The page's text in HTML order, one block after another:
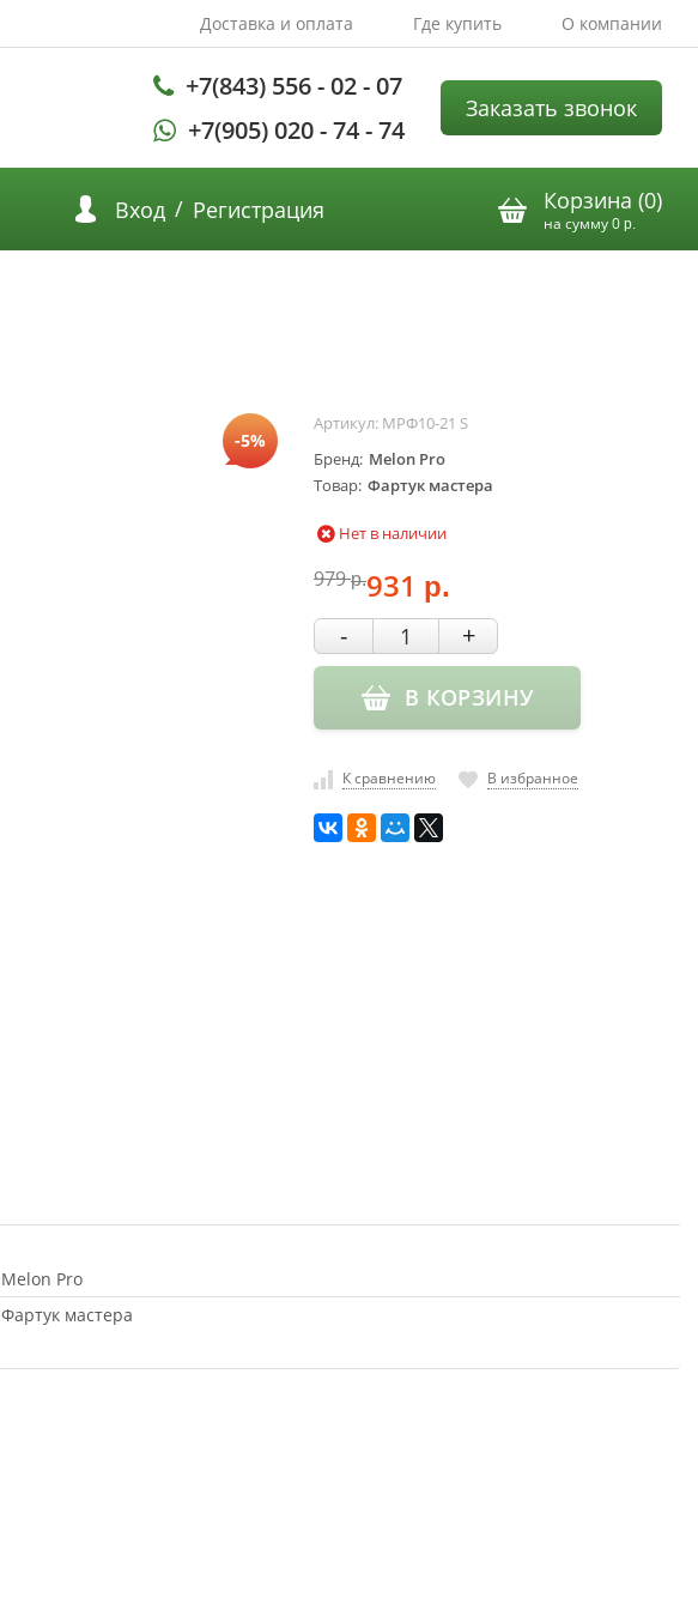
Доставка и оплата Где купить О компании
+7(843) 556 - 02 - 07
+7(905) 020 - 74 - 74
Заказать звонок
Вход / Регистрация Корзина (0)
на сумму0 р.
-5%
Артикул: MPФ10-21 S
Бренд Melon Pro
Товар Фартук мастера
Нет в наличии
931 р.
979р.
- +
В КОРЗИНУ
К сравнению В избранное
Melon Pro
Фартук мастера